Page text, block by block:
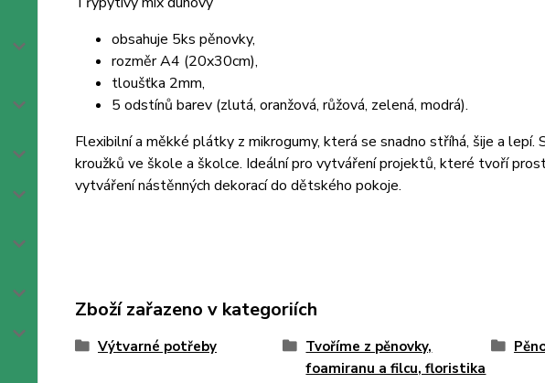
obsahuje 5ks pěnovky,
rozměr A4 (20x30cm),
tloušťka 2mm,
5 odstínů barev (zlutá, oranžová, růžová, zelená, modrá).
Flexibilní a měkké plátky z mikrogumy, která se snadno stříhá, šije a
kroužků ve škole a školce. Ideální pro vytváření projektů, které tvoří
vytváření nástěnných dekorací do dětského pokoje.
Zboží zařazeno v kategoriích
Výtvarné potřeby
Tvoříme z pěnovky,
foamiranu a filcu, floristika